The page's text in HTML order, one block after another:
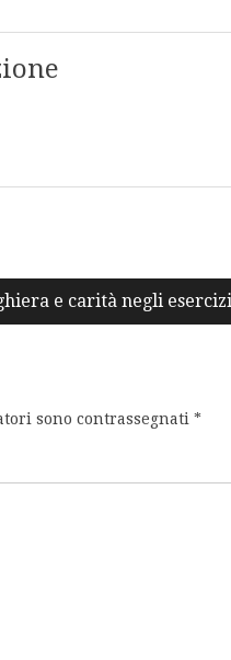
e carità negli
sono contrassegnati *